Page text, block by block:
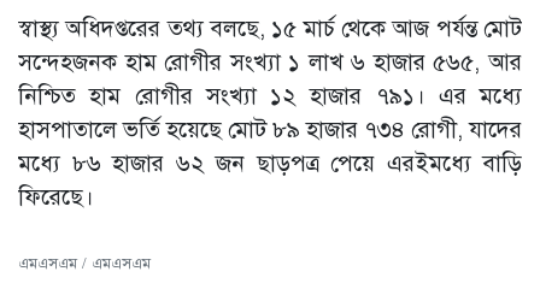
স্বাস্থ্য অধিদপ্তরের তথ্য বলছে, ১৫ মার্চ থেকে আজ পর্যন্ত মোট
সন্দেহজনক হাম রোগীর সংখ্যা ১ লাখ ৬ হাজার ৫৬৫, আর
নিশ্চিত হাম রোগীর সংখ্যা ১২ হাজার ৭৯১। এর মধ্যে
হাসপাতালে ভর্তি হয়েছে মোট ৮৯ হাজার ৭৩৪ রোগী, যাদের
মধ্যে ৮৬ হাজার ৬২ জন ছাড়পত্র পেয়ে এরইমধ্যে বাড়ি
ফিরেছে।
এমএসএম / এমএসএম